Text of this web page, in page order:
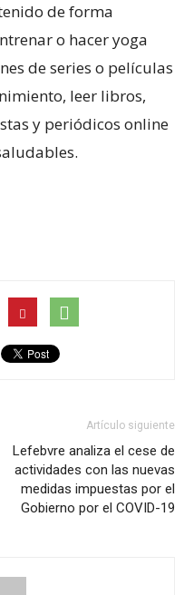
de forma
o hacer yoga
de series o películas
leer libros,
y periódicos online
Artículo siguiente
Lefebvre analiza el cese de
actividades con las nuevas
medidas impuestas por el
Gobierno por el COVID-19